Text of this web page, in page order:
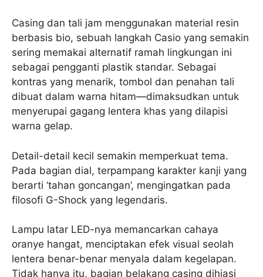
Casing dan tali jam menggunakan material resin
berbasis bio, sebuah langkah Casio yang semakin
sering memakai alternatif ramah lingkungan ini
sebagai pengganti plastik standar. Sebagai
kontras yang menarik, tombol dan penahan tali
dibuat dalam warna hitam—dimaksudkan untuk
menyerupai gagang lentera khas yang dilapisi
warna gelap.
Detail-detail kecil semakin memperkuat tema.
Pada bagian dial, terpampang karakter kanji yang
berarti ‘tahan goncangan’, mengingatkan pada
filosofi G-Shock yang legendaris.
Lampu latar LED-nya memancarkan cahaya
oranye hangat, menciptakan efek visual seolah
lentera benar-benar menyala dalam kegelapan.
Tidak hanya itu, bagian belakang casing dihiasi